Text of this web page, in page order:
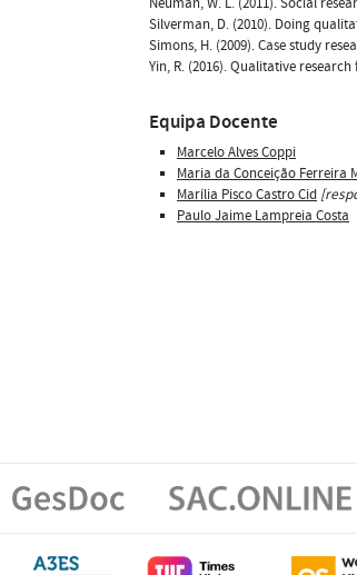
Silverman, D. (2010). Doing
Simons, H. (2009). Case study
Yin, R. (2016). Qualitative
Equipa Docente
Marcelo Alves Coppi
Maria da Conceição Ferreira
Marília Pisco Castro Cid
Paulo Jaime Lampreia Costa